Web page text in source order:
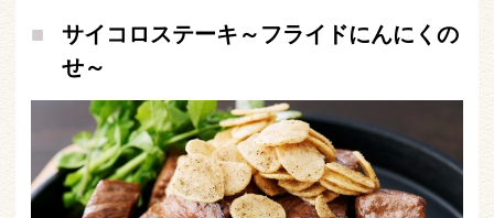
サイコロステーキ～フライドにんにくの
せ～